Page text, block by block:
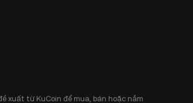
xuất từ KuCoin để mua, bán hoặc nắm